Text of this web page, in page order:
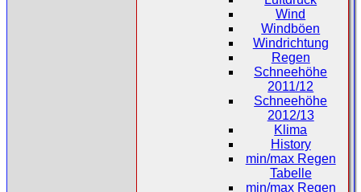
Wind
Windböen
Windrichtung
Regen
Schneehöhe
2011/12
Schneehöhe
2012/13
Klima
History
min/max Regen
Tabelle
min/max Regen